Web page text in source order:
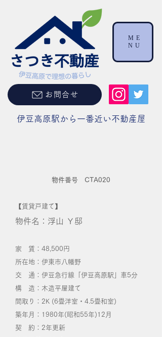
伊豆高原駅から一番近い不動産屋
お問合せ
ME
NU
物件番号 CTA020
【賃貸戸建て】
物件名：浮山 Ｙ邸
家 賃：48,500円
所在地：伊東市八幡野
交 通：伊豆急行線「伊豆高原駅」車5分
構 造：木造平屋建て
間取り：2K (6畳洋室・4.5畳和室)
築年月：1980年(昭和55年)12月
契 約：2年更新